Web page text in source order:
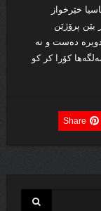
خێرخواز
یێن پرۆژێن
دەست و نە
کۆرا کر کو
Share